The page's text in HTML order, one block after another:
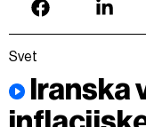
Svet
Iranska